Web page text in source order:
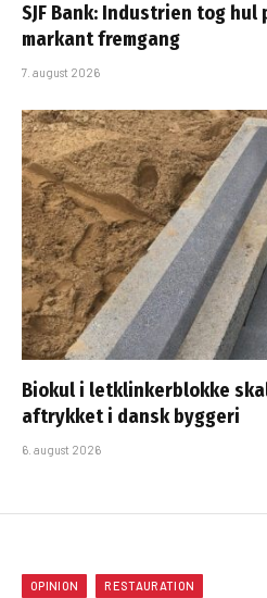
SJF Bank: Industrien tog hul
markant fremgang
7. august 2026
Biokul i letklinkerblokke
aftrykket i dansk byggeri
6. august 2026
OPINION RESTAURATION